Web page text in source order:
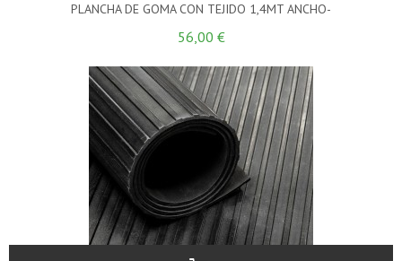
PLANCHA DE GOMA CON TEJIDO 1,4MT ANCHO-
56,00 €